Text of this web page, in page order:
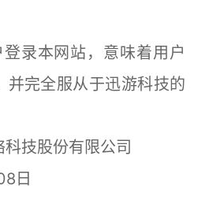
本网站，意味着用户
并完全服从于迅游科技的
技股份有限公司
日